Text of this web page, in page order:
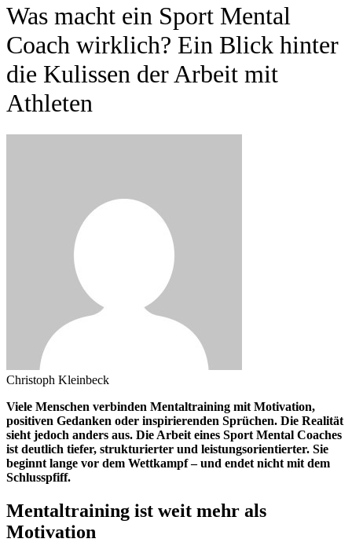
Was macht ein Sport Mental
Coach wirklich? Ein Blick hinter
die Kulissen der Arbeit mit
Athleten
Christoph Kleinbeck
Viele Menschen verbinden Mentaltraining mit Motivation,
positiven Gedanken oder inspirierenden Sprüchen. Die Realität
sieht jedoch anders aus. Die Arbeit eines Sport Mental Coaches
ist deutlich tiefer, strukturierter und leistungsorientierter. Sie
beginnt lange vor dem Wettkampf – und endet nicht mit dem
Schlusspfiff.
Mentaltraining ist weit mehr als
Motivation